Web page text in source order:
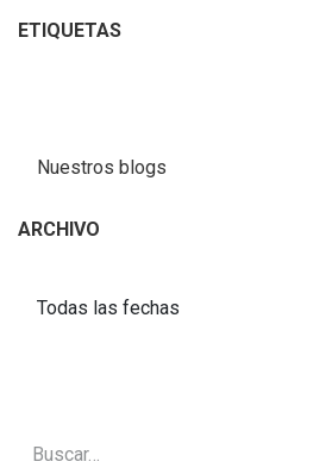
ETIQUETAS
Nuestros blogs
ARCHIVO